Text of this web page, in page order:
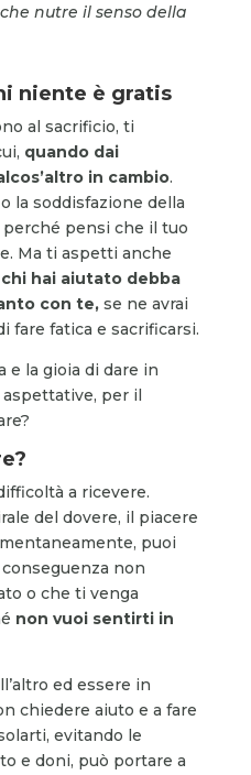
nutre il senso della
niente è gratis
al sacrificio, ti
quando dai
in cambio.
la soddisfazione della
pensi che il tuo
Ma ti aspetti anche
hai aiutato debba
con te,se ne avrai
fare fatica e sacrificarsi.
e la gioia di dare in
per il
a ricevere.
del dovere, il piacere
puoi
non
o che ti venga
non vuoi sentirti in
ed essere in
chiedere aiuto e a fare
evitando le
e doni, può portare a